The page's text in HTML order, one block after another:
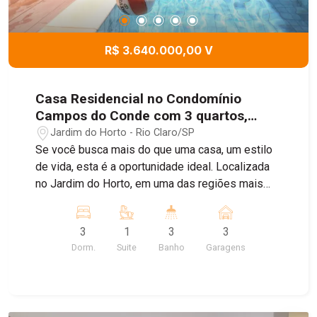
R$ 3.640.000,00 V
Casa Residencial no Condomínio
Campos do Conde com 3 quartos,
674m² - Jardim do Horto, Rio Claro/SP
Jardim do Horto - Rio Claro/SP
Se você busca mais do que uma casa, um estilo
de vida, esta é a oportunidade ideal. Localizada
no Jardim do Horto, em uma das regiões mais
Estadual Edmundo Navarro de Andrade e ao
Parque do Lago Azul, essa residência combina
sofisticação, privacidade e conexão com a
3
Dorm.
1
Suite
3
Banho
3
Garagens